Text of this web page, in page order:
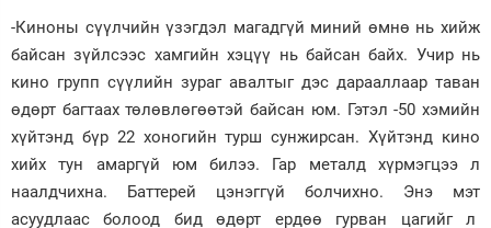
-Киноны сүүлчийн үзэгдэл магадгүй миний өмнө нь хийж
байсан зүйлсээс хамгийн хэцүү нь байсан байх. Учир нь
кино групп сүүлийн зураг авалтыг дэс дарааллаар таван
өдөрт багтаах төлөвлөгөөтэй байсан юм. Гэтэл -50 хэмийн
хүйтэнд бүр 22 хоногийн турш сунжирсан. Хүйтэнд кино
хийх тун амаргүй юм билээ. Гар металд хүрмэгцээ л
наалдчихна. Баттерей цэнэггүй болчихно. Энэ мэт
асуудлаас болоод бид өдөрт ердөө гурван цагийг л